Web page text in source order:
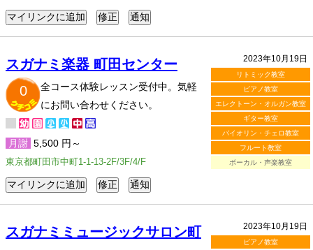
2023年10月19日
リトミック教室
ピアノ教室
エレクトーン・オルガン教室
ギター教室
バイオリン・チェロ教室
フルート教室
ボーカル・声楽教室
スガナミ楽器 町田センター
0
全コース体験レッスン受付中。気軽
にお問い合わせください。
月謝 5,500 円～
東京都町田市中町1-1-13-2F/3F/4/F
2023年10月19日
ピアノ教室
スガナミミュージックサロン町